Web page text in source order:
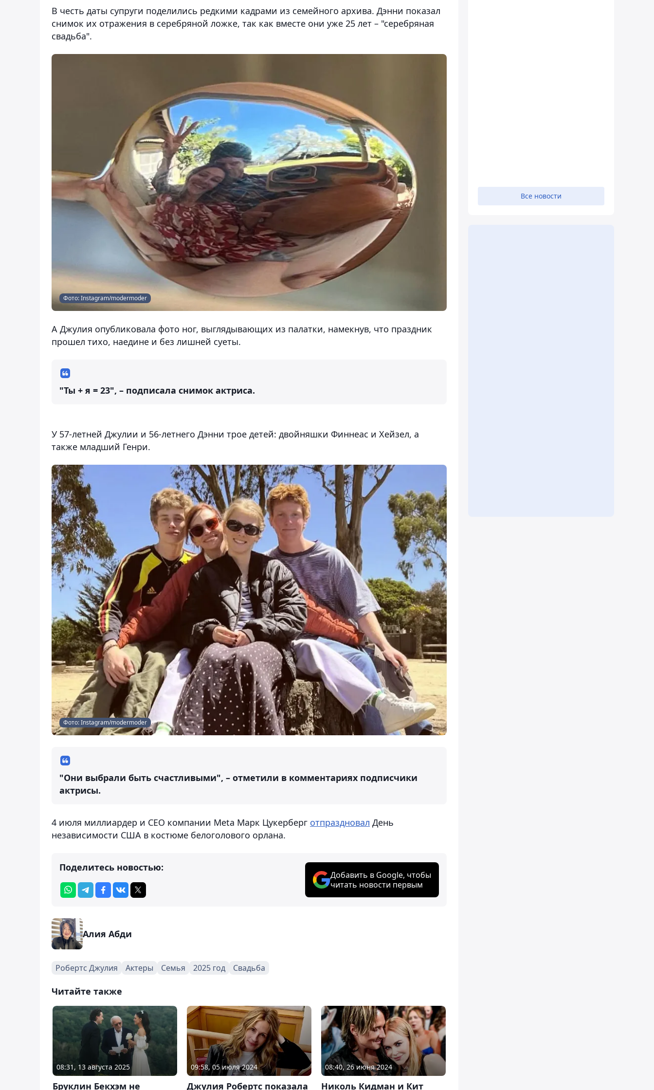
В честь даты супруги поделились редкими кадрами из семейного архива. Дэнни показал
снимок их отражения в серебряной ложке, так как вместе они уже 25 лет – "серебряная
свадьба".
Фото: Instagram/modermoder
А Джулия опубликовала фото ног, выглядывающих из палатки, намекнув, что праздник
прошел тихо, наедине и без лишней суеты.
"Ты + я = 23", – подписала снимок актриса.
У 57-летней Джулии и 56-летнего Дэнни трое детей: двойняшки Финнеас и Хейзел, а
также младший Генри.
Фото: Instagram/modermoder
"Они выбрали быть счастливыми", – отметили в комментариях подписчики
актрисы.
4 июля миллиардер и CEO компании Meta Марк Цукерберг отпраздновал День
независимости США в костюме белоголового орлана.
Поделитесь новостью:
Добавить в Google, чтобы
читать новости первым
Алия Абди
Робертс Джулия Актеры Семья 2025 год Свадьба
Читайте также
08:31, 13 августа 2025
Бруклин Бекхэм не
09:58, 05 июля 2024
Джулия Робертс показала
08:40, 26 июня 2024
Николь Кидман и Кит
Все новости